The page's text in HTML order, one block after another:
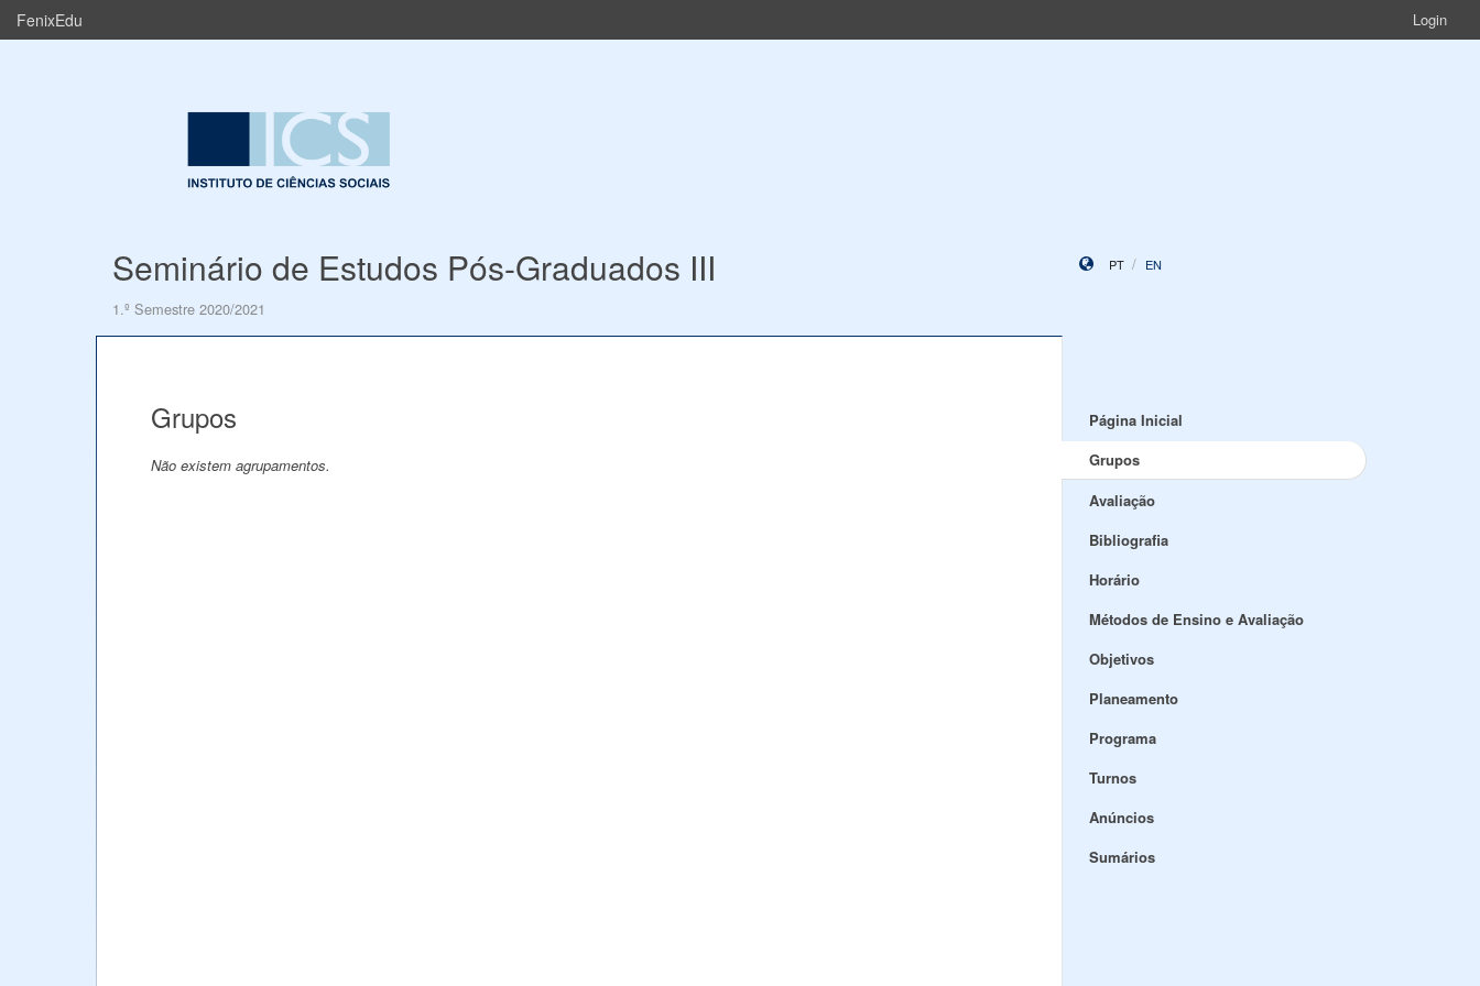
FenixEdu Login
Seminário de Estudos Pós-Graduados III
1.º Semestre 2020/2021
PT EN
Grupos
Não existem agrupamentos.
Página Inicial
Grupos
Avaliação
Bibliografia
Horário
Métodos de Ensino e Avaliação
Objetivos
Planeamento
Programa
Turnos
Anúncios
Sumários